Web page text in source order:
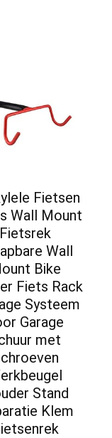
Fietsen
Wall Mount
Fietsrek
Wall
Bike
Fiets Rack
Systeem
Garage
met
Stand
Klem